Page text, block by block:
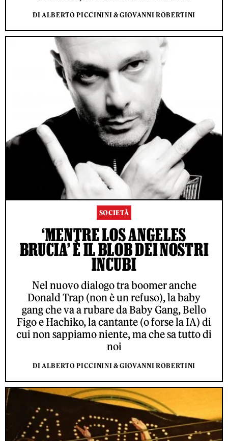
DI ALBERTO PICCININI & GIOVANNI ROBERTINI
SOCIETÀ
‘MENTRE LOS ANGELES
BRUCIA’ È IL BLOB DEI NOSTRI
INCUBI
Nel nuovo dialogo tra boomer anche
Donald Trap (non è un refuso), la baby
gang che va a rubare da Baby Gang, Bello
Figo e Hachiko, la cantante (o forse la IA) di
cui non sappiamo niente, ma che sa tutto di
noi
DI ALBERTO PICCININI & GIOVANNI ROBERTINI